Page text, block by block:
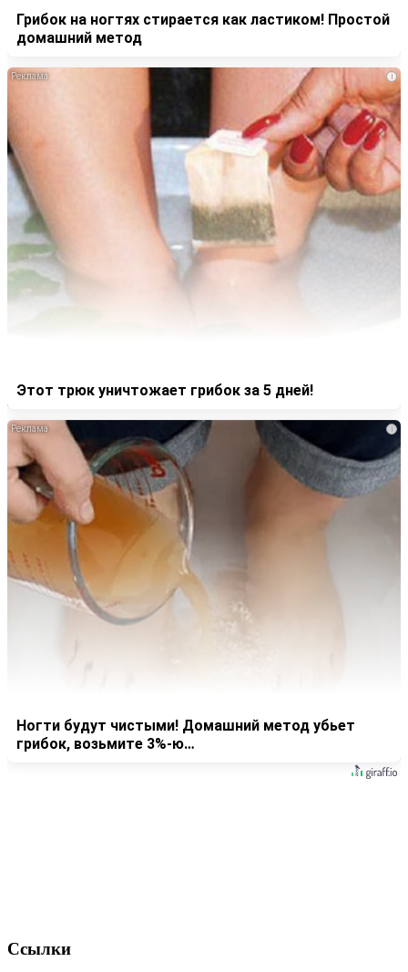
Грибок на ногтях стирается как ластиком! Простой
домашний метод
i
Этот трюк уничтожает грибок за 5 дней!
i
Ногти будут чистыми! Домашний метод убьет
грибок, возьмите 3%-ю…
Ссылки